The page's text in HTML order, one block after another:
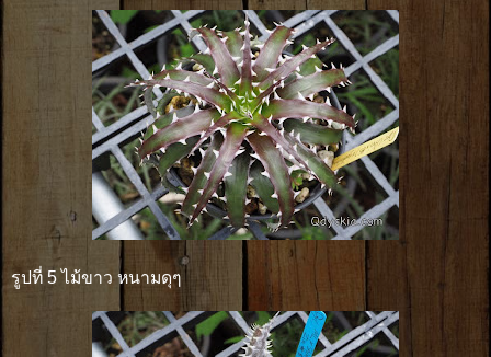
รูปที่ 5 ไม้ขาว หนามดุๆ